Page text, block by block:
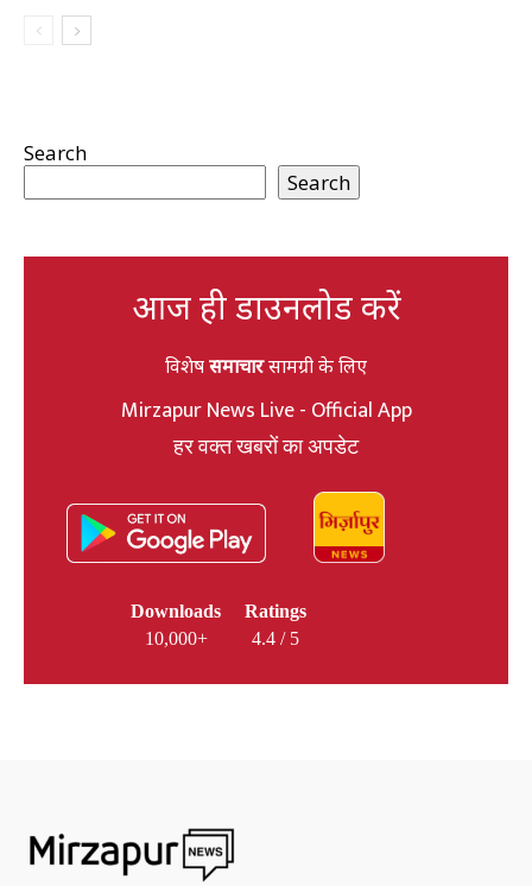
Search
Search
आज ही डाउनलोड करें
विशेषसमाचारसामग्री के लिए
Mirzapur News Live - Official App
हर वक्त खबरों का अपडेट
Downloads
10,000+
Ratings
4.4 / 5